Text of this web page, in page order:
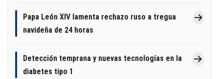
Papa León XIV lamenta rechazo ruso a tregua
navideña de 24 horas
Detección temprana y nuevas tecnologías en la
diabetes tipo 1